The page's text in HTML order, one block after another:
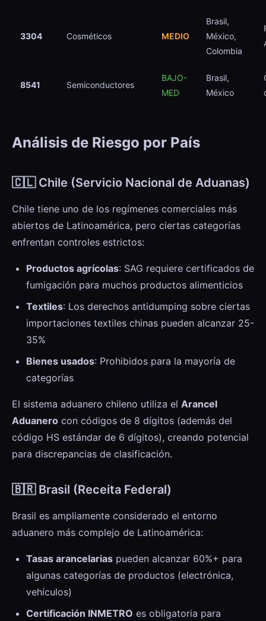
3304 Cosméticos MEDIO
Brasil,
México,
Colombia
8541 Semiconductores
BAJO-
MED
Brasil,
México
Análisis de Riesgo por País
🇨🇱 Chile (Servicio Nacional de Aduanas)
Chile tiene uno de los regímenes comerciales más
abiertos de Latinoamérica, pero ciertas categorías
enfrentan controles estrictos:
Productos agrícolas: SAG requiere certificados de
fumigación para muchos productos alimenticios
Textiles: Los derechos antidumping sobre ciertas
importaciones textiles chinas pueden alcanzar 25-
35%
Bienes usados: Prohibidos para la mayoría de
categorías
El sistema aduanero chileno utiliza el Arancel
Aduanero con códigos de 8 dígitos (además del
código HS estándar de 6 dígitos), creando potencial
para discrepancias de clasificación.
🇧🇷 Brasil (Receita Federal)
Brasil es ampliamente considerado el entorno
aduanero más complejo de Latinoamérica:
Tasas arancelarias pueden alcanzar 60%+ para
algunas categorías de productos (electrónica,
vehículos)
Certificación INMETRO es obligatoria para